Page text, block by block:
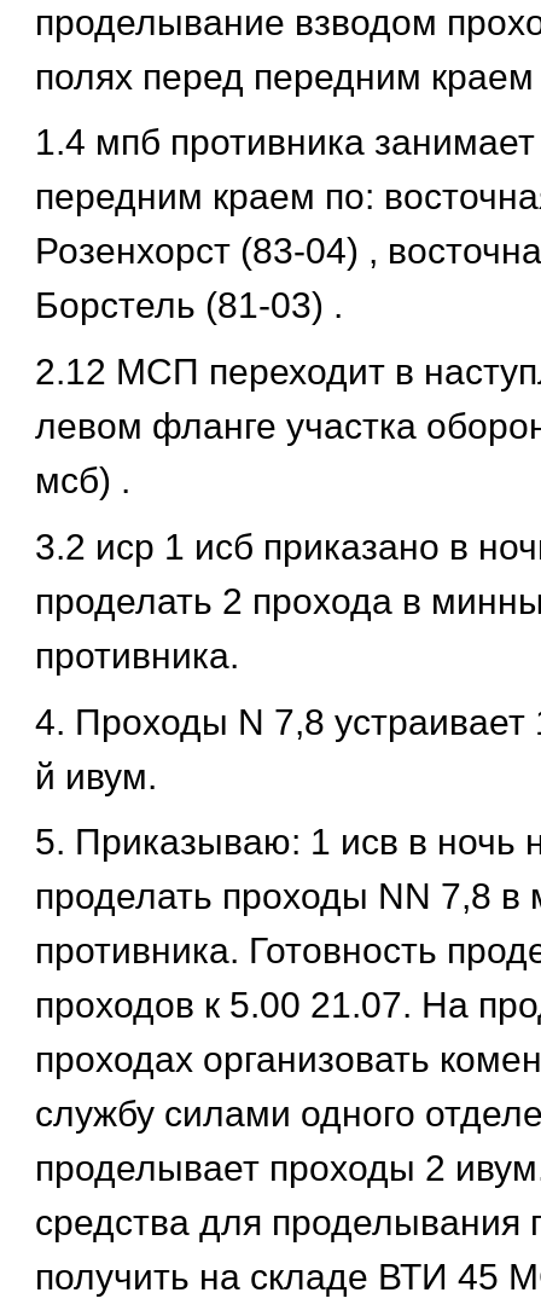
проделывание взводом
полях перед передним
1.4 мпб противника
передним краем по:
Розенхорст (83-04) ,
Борстель (81-03) .
2.12 МСП переходит в
левом фланге участка
мсб) .
3.2 иср 1 исб приказано в
проделать 2 прохода в
противника.
4. Проходы N 7,8 устраивает
й ивум.
5. Приказываю: 1 исв в ночь
проделать проходы NN 7,8 в
противника. Готовность
проходов к 5.00 21.07. На
проходах организовать
службу силами одного
проделывает проходы 2
средства для проделывания
получить на складе ВТИ 45